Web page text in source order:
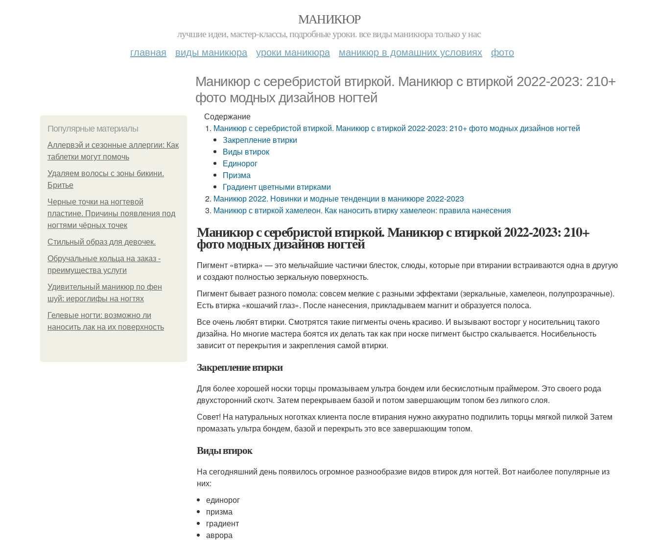
МАНИКЮР
лучшие идеи, мастер-классы, подробные уроки. все виды маникюра только у нас
главная виды маникюра уроки маникюра маникюр в домашних условиях фото
Маникюр с серебристой втиркой. Маникюр с втиркой 2022-2023: 210+
фото модных дизайнов ногтей
Популярные материалы
Аллервэй и сезонные аллергии: Как
таблетки могут помочь
Удаляем волосы с зоны бикини.
Бритье
Черные точки на ногтевой
пластине. Причины появления под
ногтями чёрных точек
Стильный образ для девочек.
Обручальные кольца на заказ -
преимущества услуги
Удивительный маникюр по фен
шуй: иероглифы на ногтях
Гелевые ногти: возможно ли
наносить лак на их поверхность
Содержание
Маникюр с серебристой втиркой. Маникюр с втиркой 2022-2023: 210+ фото модных дизайнов ногтей
Закрепление втирки
Виды втирок
Единорог
Призма
Градиент цветными втирками
Маникюр 2022. Новинки и модные тенденции в маникюре 2022-2023
Маникюр с втиркой хамелеон. Как наносить втирку хамелеон: правила нанесения
Маникюр с серебристой втиркой. Маникюр с втиркой 2022-2023: 210+
фото модных дизайнов ногтей
Пигмент «втирка» — это мельчайшие частички блесток, слюды, которые при втирании встраиваются одна в другую
и создают полностью зеркальную поверхность.
Пигмент бывает разного помола: совсем мелкие с разными эффектами (зеркальные, хамелеон, полупрозрачные).
Есть втирка «кошачий глаз». После нанесения, прикладываем магнит и образуется полоса.
Все очень любят втирки. Смотрятся такие пигменты очень красиво. И вызывают восторг у носительниц такого
дизайна. Но многие мастера боятся их делать так как при носке пигмент быстро скалывается. Носибельность
зависит от перекрытия и закрепления самой втирки.
Закрепление втирки
Для более хорошей носки торцы промазываем ультра бондем или бескислотным праймером. Это своего рода
двухсторонний скотч. Затем перекрываем базой и потом завершающим топом без липкого слоя.
Совет! На натуральных ноготках клиента после втирания нужно аккуратно подпилить торцы мягкой пилкой Затем
промазать ультра бондем, базой и перекрыть это все завершающим топом.
Виды втирок
На сегодняшний день появилось огромное разнообразие видов втирок для ногтей. Вот наиболее популярные из
них:
единорог
призма
градиент
аврора